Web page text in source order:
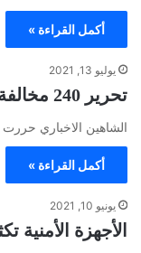
أكمل القراءة »
يوليو 13, 2021
تحرير 240 مخالفة لأوامر الدفاع منذ بداية تموز
الشاهين الاخباري
أكمل القراءة »
يونيو 10, 2021
الأجهزة الأمنية